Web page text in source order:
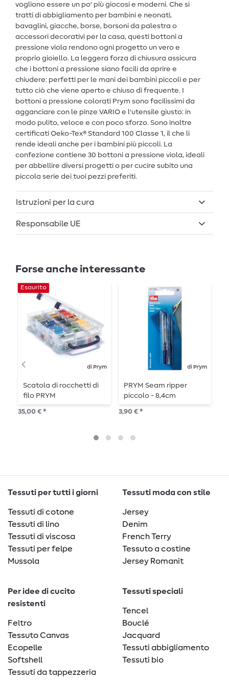
vogliono essere un po' più giocosi e moderni. Che si
tratti di abbigliamento per bambini e neonati,
bavaglini, giacche, borse, borsoni da palestra o
accessori decorativi per la casa, questi bottoni a
pressione viola rendono ogni progetto un vero e
proprio gioiello. La leggera forza di chiusura assicura
che i bottoni a pressione siano facili da aprire e
chiudere: perfetti per le mani dei bambini piccoli e per
tutto ciò che viene aperto e chiuso di frequente. I
bottoni a pressione colorati Prym sono facilissimi da
agganciare con le pinze VARIO e l'utensile giusto: in
modo pulito, veloce e con poco sforzo. Sono inoltre
certificati Oeko-Tex® Standard 100 Classe 1, il che li
rende ideali anche per i bambini più piccoli. La
confezione contiene 30 bottoni a pressione viola, ideali
per abbellire diversi progetti o per cucire subito una
piccola serie dei tuoi pezzi preferiti.
Istruzioni per la cura
Responsabile UE
Forse anche interessante
di Prym
Esaurito
Scatola di rocchetti di
filo PRYM
35,00 € *
di Prym
PRYM Seam ripper
piccolo - 8,4cm
3,90 € *
Tessuti per tutti i giorni
Tessuti di cotone
Tessuti di lino
Tessuti di viscosa
Tessuti per felpe
Mussola
Tessuti moda con stile
Jersey
Denim
French Terry
Tessuto a costine
Jersey Romanit
Per idee di cucito
resistenti
Feltro
Tessuto Canvas
Ecopelle
Softshell
Tessuti da tappezzeria
Tessuti speciali
Tencel
Bouclé
Jacquard
Tessuti abbigliamento
Tessuti bio